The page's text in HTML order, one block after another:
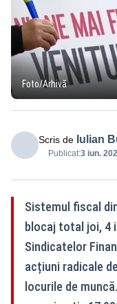
Foto/Arhivă
Scris de Iulian
Publicat:3 iun.
Sistemul fiscal
blocaj total joi, 4
Sindicatelor
acțiuni radicale
locurile de